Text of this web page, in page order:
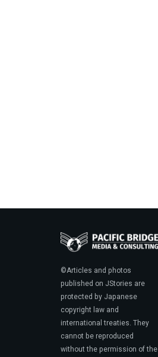
©Articles and photos
published on JStories are
protected by Japanese
copyright law and
international treaties. They
cannot be reproduced
without the permission of the